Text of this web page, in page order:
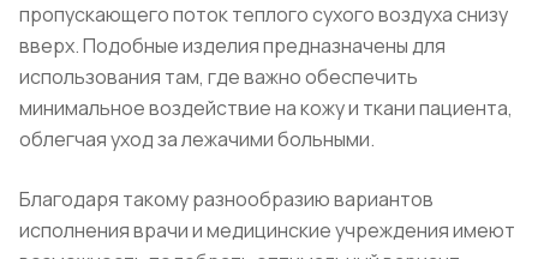
пропускающего поток теплого сухого воздуха снизу
вверх. Подобные изделия предназначены для
использования там, где важно обеспечить
минимальное воздействие на кожу и ткани пациента,
облегчая уход за лежачими больными.
Благодаря такому разнообразию вариантов
исполнения врачи и медицинские учреждения имеют